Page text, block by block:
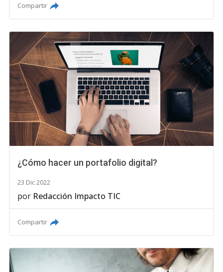
Compartir
¿Cómo hacer un portafolio digital?
23 Dic 2022
por Redacción Impacto TIC
Compartir